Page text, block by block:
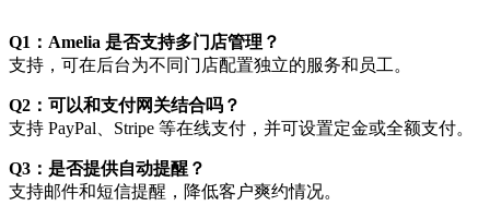
Q1：Amelia 是否支持多门店管理？
支持，可在后台为不同门店配置独立的服务和员工。
Q2：可以和支付网关结合吗？
支持 PayPal、Stripe 等在线支付，并可设置定金或全额支付。
Q3：是否提供自动提醒？
支持邮件和短信提醒，降低客户爽约情况。